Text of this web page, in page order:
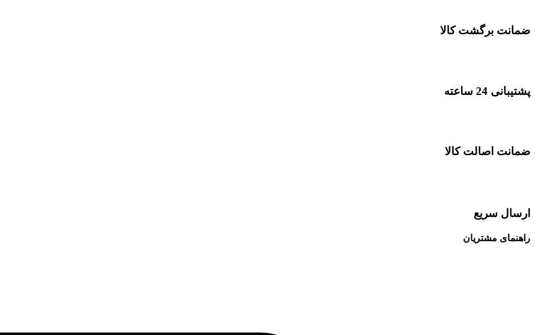
ضمانت برگشت کالا
پشتیبانی 24 ساعته
ضمانت اصالت کالا
ارسال سریع
راهنمای مشتریان